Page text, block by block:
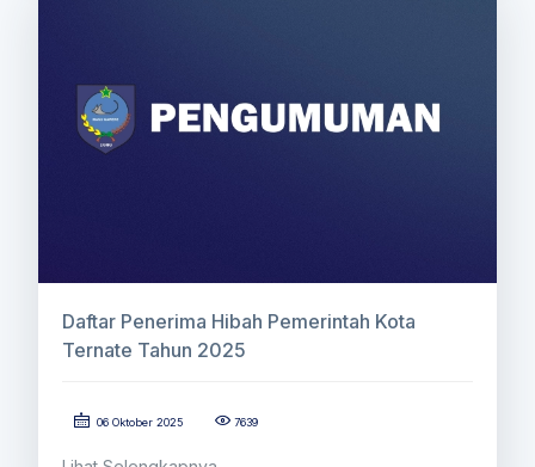
Daftar Penerima Hibah Pemerintah Kota
Ternate Tahun 2025
06 Oktober 2025 7639